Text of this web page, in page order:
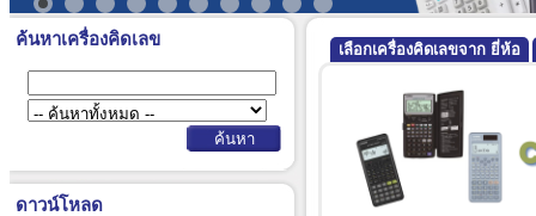
ค้นหาเครื่องคิดเลข
ดาวน์โหลด
เลือกเครื่องคิดเลขจาก ยี่ห้อ